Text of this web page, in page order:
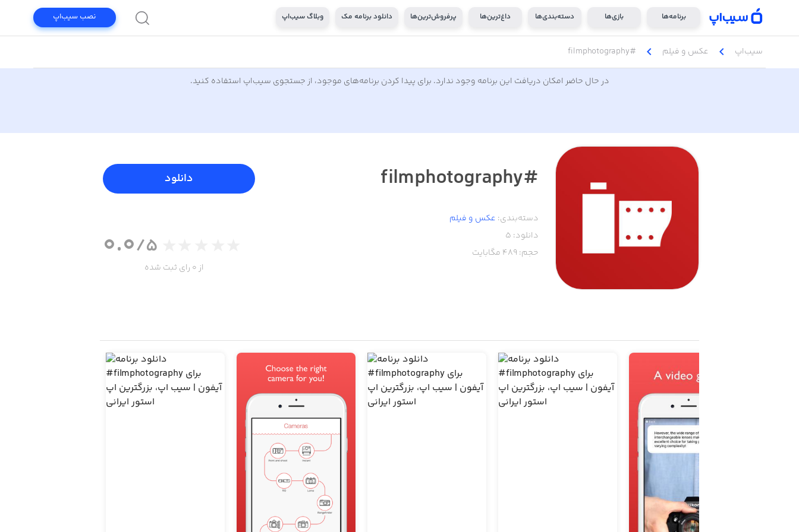
برنامه‌ها بازی‌ها دسته‌بندی‌ها داغ‌ترین‌ها پرفروش‌ترین‌ها دانلود برنامه مک وبلاگ سیب‌اپ نصب سیب‌اپ
سیب‌اپ chevron_left عکس و فیلم chevron_left
#filmphotography
در حال حاضر امکان دریافت این برنامه وجود ندارد. برای پیدا کردن برنامه‌های موجود، از جستجوی سیب‌اپ استفاده کنید.
#filmphotography
دسته‌بندی: عکس و فیلم
دانلود: 5
حجم: 489 مگابایت
دانلود
0.0/5
از 0 رای ثبت شده